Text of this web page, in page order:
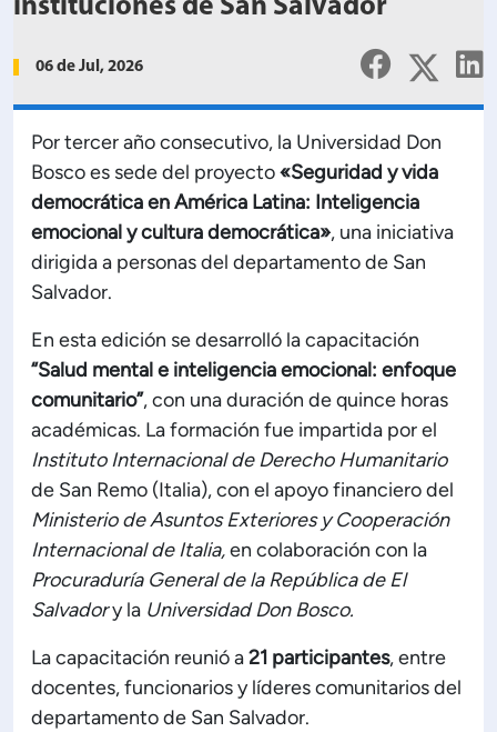
Capacitación Institucional
Estructura organizativa
Rector
Académica
Secretaría General
de Ciencia y Tecnología
de Gestión Institucional
de Administración y Finanzas
Profesional e Internacionalización
Calidad Académica
instituciones de San Salvador
06 de Jul, 2026
Por tercer año consecutivo, la Universidad Don
Bosco es sede del proyecto«Seguridad y vida
democrática en América Latina: Inteligencia
emocional y cultura democrática», una iniciativa
dirigida a personas del departamento de San
Salvador.
En esta edición se desarrolló la capacitación
“Salud mental e inteligencia emocional: enfoque
comunitario”, con una duración de quince horas
académicas. La formación fue impartida por el
Instituto Internacional de Derecho Humanitario
de San Remo (Italia), con el apoyo financiero del
Ministerio de Asuntos Exteriores y Cooperación
Internacional de Italia,en colaboración con la
Procuraduría General de la República de El
Salvadory la Universidad Don Bosco.
La capacitación reunió a21 participantes, entre
docentes, funcionarios y líderes comunitarios del
departamento de San Salvador.